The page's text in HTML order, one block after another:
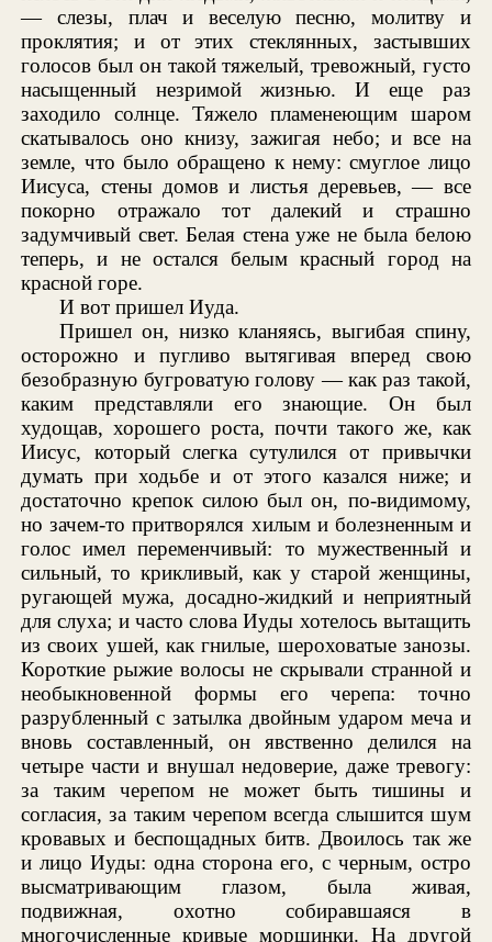
— слезы, плач и веселую песню, молитву и
проклятия; и от этих стеклянных, застывших
голосов был он такой тяжелый, тревожный, густо
насыщенный незримой жизнью. И еще раз
заходило солнце. Тяжело пламенеющим шаром
скатывалось оно книзу, зажигая небо; и все на
земле, что было обращено к нему: смуглое лицо
Иисуса, стены домов и листья деревьев, — все
покорно отражало тот далекий и страшно
задумчивый свет. Белая стена уже не была белою
теперь, и не остался белым красный город на
красной горе.
И вот пришел Иуда.
Пришел он, низко кланяясь, выгибая спину,
осторожно и пугливо вытягивая вперед свою
безобразную бугроватую голову — как раз такой,
каким представляли его знающие. Он был
худощав, хорошего роста, почти такого же, как
Иисус, который слегка сутулился от привычки
думать при ходьбе и от этого казался ниже; и
достаточно крепок силою был он, по-видимому,
но зачем-то притворялся хилым и болезненным и
голос имел переменчивый: то мужественный и
сильный, то крикливый, как у старой женщины,
ругающей мужа, досадно-жидкий и неприятный
для слуха; и часто слова Иуды хотелось вытащить
из своих ушей, как гнилые, шероховатые занозы.
Короткие рыжие волосы не скрывали странной и
необыкновенной формы его черепа: точно
разрубленный с затылка двойным ударом меча и
вновь составленный, он явственно делился на
четыре части и внушал недоверие, даже тревогу:
за таким черепом не может быть тишины и
согласия, за таким черепом всегда слышится шум
кровавых и беспощадных битв. Двоилось так же
и лицо Иуды: одна сторона его, с черным, остро
высматривающим глазом, была живая,
подвижная, охотно собиравшаяся в
многочисленные кривые морщинки. На другой